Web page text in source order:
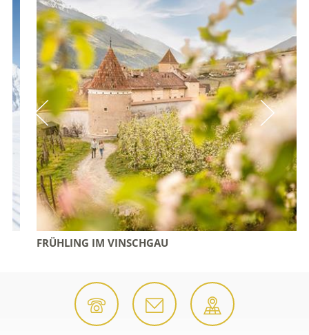
FRÜHLING IM VINSCHGAU